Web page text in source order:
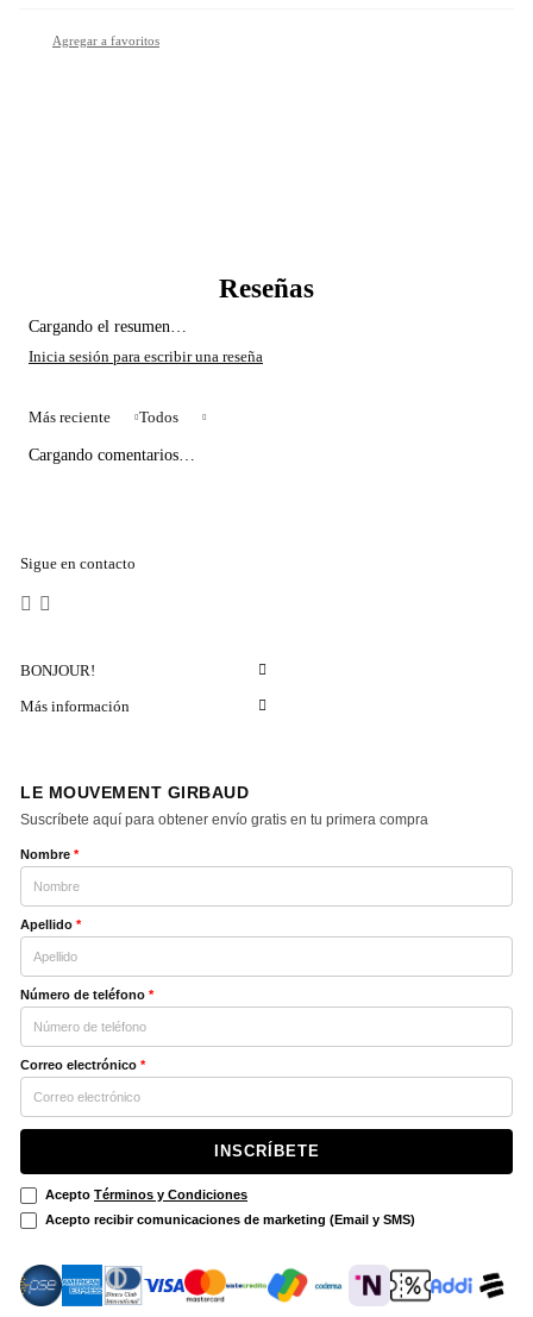
Cargando el resumen…
Más reciente Todos
Cargando comentarios…
Sigue en contacto
BONJOUR!
Más información
LE MOUVEMENT GIRBAUD
Suscríbete aquí para obtener envío gratis en tu primera compra
Nombre *
Apellido *
Número de teléfono *
Correo electrónico *
INSCRÍBETE
Acepto Términos y Condiciones
Acepto recibir comunicaciones de marketing (Email y SMS)